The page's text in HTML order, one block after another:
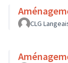
CLG